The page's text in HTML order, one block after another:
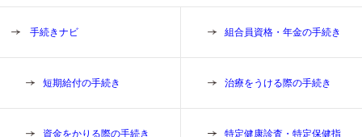
手続きナビ 組合員資格・年金の手続き
短期給付の手続き 治療をうける際の手続き
資金をかりる際の手続き
特定健康診査・特定保健指